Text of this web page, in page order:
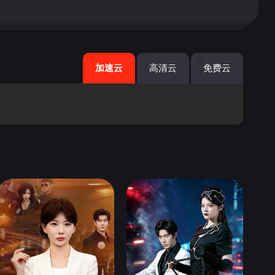
加速云 高清云 免费云